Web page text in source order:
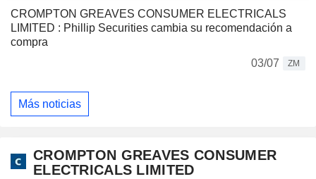
CROMPTON GREAVES CONSUMER ELECTRICALS
LIMITED : Phillip Securities cambia su recomendación a
compra
03/07
ZM
Más noticias
CROMPTON GREAVES CONSUMER
ELECTRICALS LIMITED